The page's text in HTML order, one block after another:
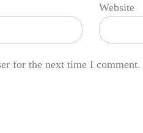
Website
for the next time I comment.